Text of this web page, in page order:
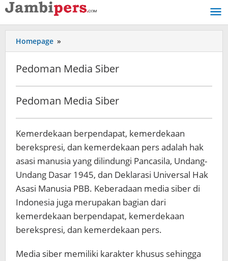
Lewati
ke
konten
Homepage »
Media
Pedoman Media Siber
Selasa,
03
Maret
|
08:47
oleh
Jambi
Pers
Pedoman Media Siber
Kemerdekaan berpendapat, kemerdekaan
berekspresi, dan kemerdekaan pers adalah hak
asasi manusia yang dilindungi Pancasila, Undang-
Undang Dasar 1945, dan Deklarasi Universal Hak
Asasi Manusia PBB. Keberadaan media siber di
Indonesia juga merupakan bagian dari
kemerdekaan berpendapat, kemerdekaan
berekspresi, dan kemerdekaan pers.
Media siber memiliki karakter khusus sehingga